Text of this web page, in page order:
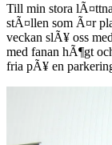
Till min stora
stÃ¤llen som Ã¤r
veckan slÃ¥ oss
med fanan hÃ¶gt
fria pÃ¥ en